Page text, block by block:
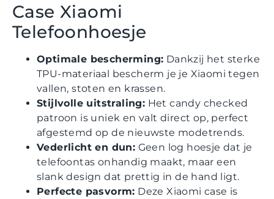
Case Xiaomi
Telefoonhoesje
Optimale bescherming: Dankzij het sterke
TPU-materiaal bescherm je je Xiaomi tegen
vallen, stoten en krassen.
Stijlvolle uitstraling: Het candy checked
patroon is uniek en valt direct op, perfect
afgestemd op de nieuwste modetrends.
Vederlicht en dun: Geen log hoesje dat je
telefoontas onhandig maakt, maar een
slank design dat prettig in de hand ligt.
Perfecte pasvorm: Deze Xiaomi case is